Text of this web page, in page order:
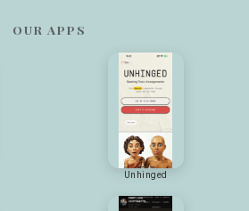
OUR APPS
Unhinged